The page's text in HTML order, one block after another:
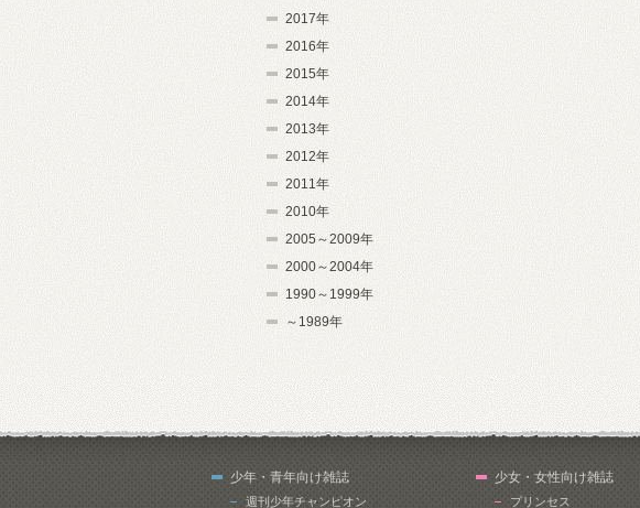
2017年
2016年
2015年
2014年
2013年
2012年
2011年
2010年
2005～2009年
2000～2004年
1990～1999年
～1989年
少年・青年向け雑誌
週刊少年チャンピオン
少女・女性向け雑誌
プリンセス